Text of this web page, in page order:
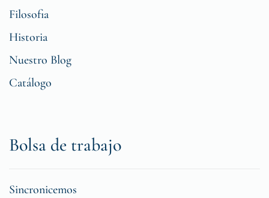
Filosofia
Historia
Nuestro Blog
Catálogo
Bolsa de trabajo
Sincronicemos